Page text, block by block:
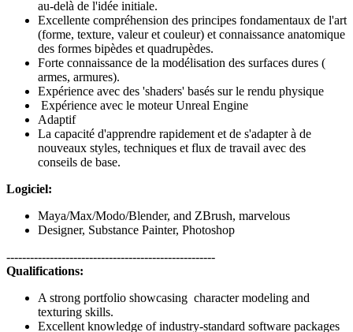
au-delà de l'idée initiale.
Excellente compréhension des principes fondamentaux de l'art
(forme, texture, valeur et couleur) et connaissance anatomique
des formes bipèdes et quadrupèdes.
Forte connaissance de la modélisation des surfaces dures (
armes, armures).
Expérience avec des 'shaders' basés sur le rendu physique
Expérience avec le moteur Unreal Engine
Adaptif
La capacité d'apprendre rapidement et de s'adapter à de
nouveaux styles, techniques et flux de travail avec des
conseils de base.
Logiciel:
Maya/Max/Modo/Blender, and ZBrush, marvelous
Designer, Substance Painter, Photoshop
-----------------------------------------------------
Qualifications:
A strong portfolio showcasing character modeling and
texturing skills.
Excellent knowledge of industry-standard software packages